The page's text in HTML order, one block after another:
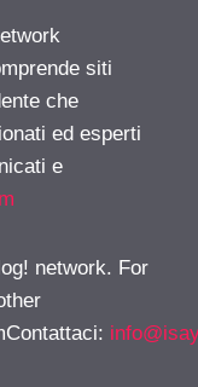
siti
che
ed esperti
e
network. For
: